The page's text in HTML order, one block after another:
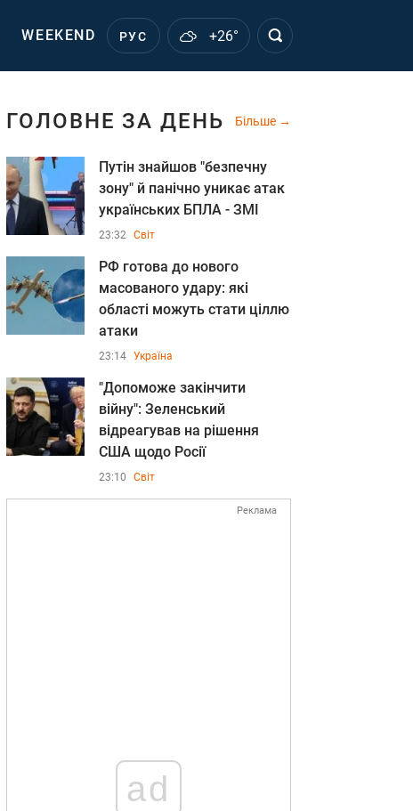
WEEKEND РУС +26°
ГОЛОВНЕ ЗА ДЕНЬ Більше
Путін знайшов "безпечну
зону" й панічно уникає атак
українських БПЛА - ЗМІ
23:32 Світ
РФ готова до нового
масованого удару: які
області можуть стати ціллю
атаки
23:14 Україна
"Допоможе закінчити
війну": Зеленський
відреагував на рішення
США щодо Росії
23:10 Світ
Реклама
ad